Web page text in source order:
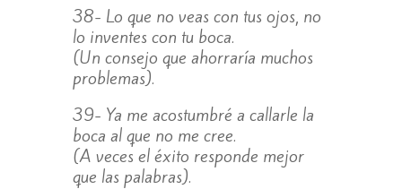
38- Lo que no veas con tus ojos, no
lo inventes con tu boca.
(Un consejo que ahorraría muchos
problemas).
39- Ya me acostumbré a callarle la
boca al que no me cree.
(A veces el éxito responde mejor
que las palabras).